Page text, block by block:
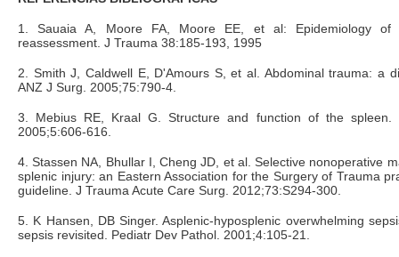
1. Sauaia A, Moore FA, Moore EE, et al: Epidemiology of
reassessment. J Trauma 38:185-193, 1995
2. Smith J, Caldwell E, D'Amours S, et al. Abdominal trauma: a
ANZ J Surg. 2005;75:790-4.
3. Mebius RE, Kraal G. Structure and function of the spleen.
2005;5:606-616.
4. Stassen NA, Bhullar I, Cheng JD, et al. Selective nonoperative
splenic injury: an Eastern Association for the Surgery of Trauma
guideline. J Trauma Acute Care Surg. 2012;73:S294-300.
5. K Hansen, DB Singer. Asplenic-hyposplenic overwhelming
sepsis revisited. Pediatr Dev Pathol. 2001;4:105-21.